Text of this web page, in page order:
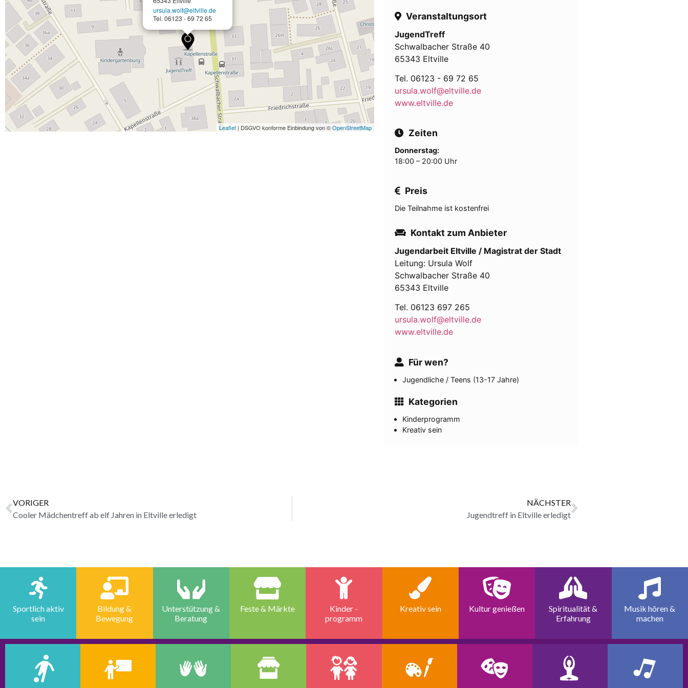
ursula.wolf@eltville.de
Tel. 06123 - 69 72 65
Leaflet| DSGVO konforme Einbindung von ©OpenStreetMap
Veranstaltungsort
JugendTreff
Schwalbacher Straße 40
65343 Eltville
Tel. 06123 - 69 72 65
ursula.wolf@eltville.de
www.eltville.de
Zeiten
Donnerstag:
18:00 – 20:00 Uhr
Preis
Die Teilnahme ist kostenfrei
Kontakt zum Anbieter
Jugendarbeit Eltville / Magistrat der Stadt
Leitung: Ursula Wolf
Schwalbacher Straße 40
65343 Eltville
Tel. 06123 697 265
ursula.wolf@eltville.de
www.eltville.de
Für wen?
Jugendliche / Teens (13-17 Jahre)
Kategorien
Kinder­programm
Kreativ sein
VORIGER
Cooler Mädchentreff ab elf Jahren in Eltville erledigt
NÄCHSTER
Jugendtreff in Eltville erledigt
Sportlich aktiv
sein
Bildung &
Bewegung
Unterstützung &
Beratung
Feste & Märkte
Kinder -
programm
Kreativ sein Kultur genießen
Spiritualität &
Erfahrung
Musik hören &
machen